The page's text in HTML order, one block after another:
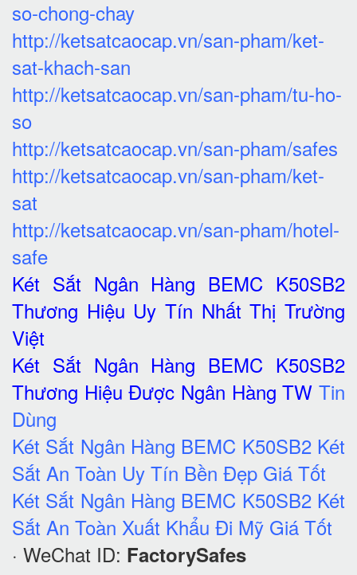
so-chong-chay
http://ketsatcaocap.vn/san-pham/ket-
sat-khach-san
http://ketsatcaocap.vn/san-pham/tu-ho-
so
http://ketsatcaocap.vn/san-pham/safes
http://ketsatcaocap.vn/san-pham/ket-
sat
http://ketsatcaocap.vn/san-pham/hotel-
safe
Két Sắt Ngân Hàng BEMC K50SB2
Thương Hiệu Uy Tín Nhất Thị Trường
Việt
Két Sắt Ngân Hàng BEMC K50SB2
Thương Hiệu Được Ngân Hàng TW Tin
Dùng
Két Sắt Ngân Hàng BEMC K50SB2 Két
Sắt An Toàn Uy Tín Bền Đẹp Giá Tốt
Két Sắt Ngân Hàng BEMC K50SB2 Két
Sắt An Toàn Xuất Khẩu Đi Mỹ Giá Tốt
· WeChat ID: FactorySafes